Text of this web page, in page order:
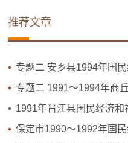
推荐文章
专题二 安乡县1994年国
专题二 1991～1994年商
1991年晋江县国民经济和
保定市1990～1992年国